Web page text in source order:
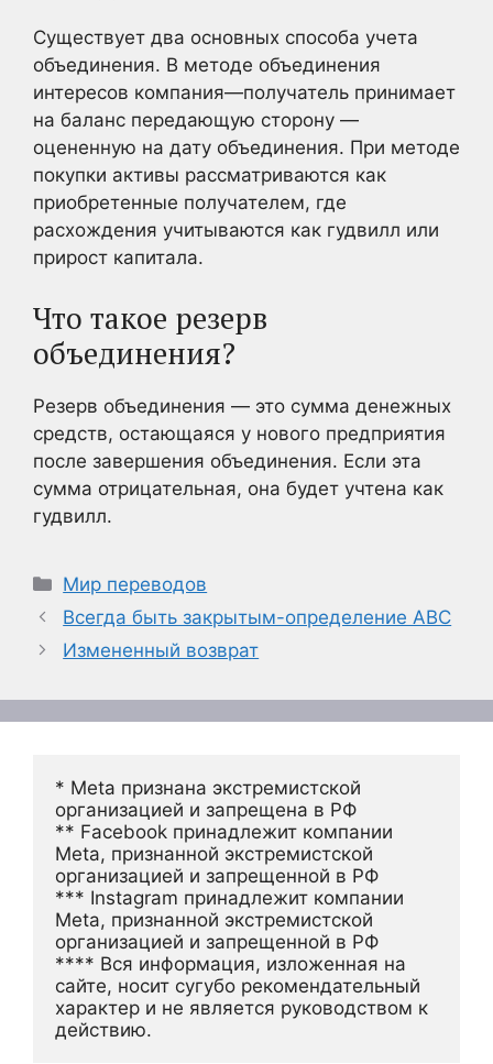
Существует два основных способа учета
объединения. В методе объединения
интересов компания—получатель принимает
на баланс передающую сторону —
оцененную на дату объединения. При методе
покупки активы рассматриваются как
приобретенные получателем, где
расхождения учитываются как гудвилл или
прирост капитала.
Что такое резерв
объединения?
Резерв объединения — это сумма денежных
средств, остающаяся у нового предприятия
после завершения объединения. Если эта
сумма отрицательная, она будет учтена как
гудвилл.
Рубрики
Мир переводов
Всегда быть закрытым-определение ABC
Измененный возврат
* Meta признана экстремистской
организацией и запрещена в РФ
** Facebook принадлежит компании
Meta, признанной экстремистской
организацией и запрещенной в РФ
*** Instagram принадлежит компании
Meta, признанной экстремистской
организацией и запрещенной в РФ
**** Вся информация, изложенная на
сайте, носит сугубо рекомендательный
характер и не является руководством к
действию.